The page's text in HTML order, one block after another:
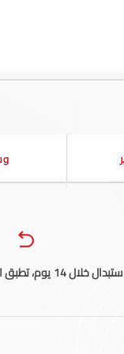
خلال 14 يوم، تطبق الشروط والأحكام